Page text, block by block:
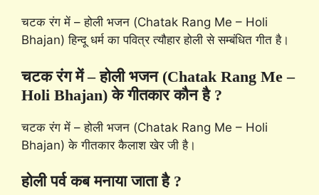
चटक रंग में – होली भजन (Chatak Rang Me – Holi
Bhajan) हिन्दू धर्म का पवित्र त्यौहार होली से सम्बंधित गीत है।
चटक रंग में – होली भजन (Chatak Rang Me –
Holi Bhajan) के गीतकार कौन है ?
चटक रंग में – होली भजन (Chatak Rang Me – Holi
Bhajan) के गीतकार कैलाश खेर जी है।
होली पर्व कब मनाया जाता है ?